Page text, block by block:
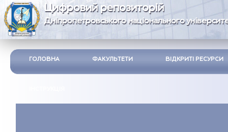
Цифровий репозиторій
Дніпропетровського національного
ГОЛОВНА ФАКУЛЬТЕТИ ВІДКРИТІ РЕСУРСИ